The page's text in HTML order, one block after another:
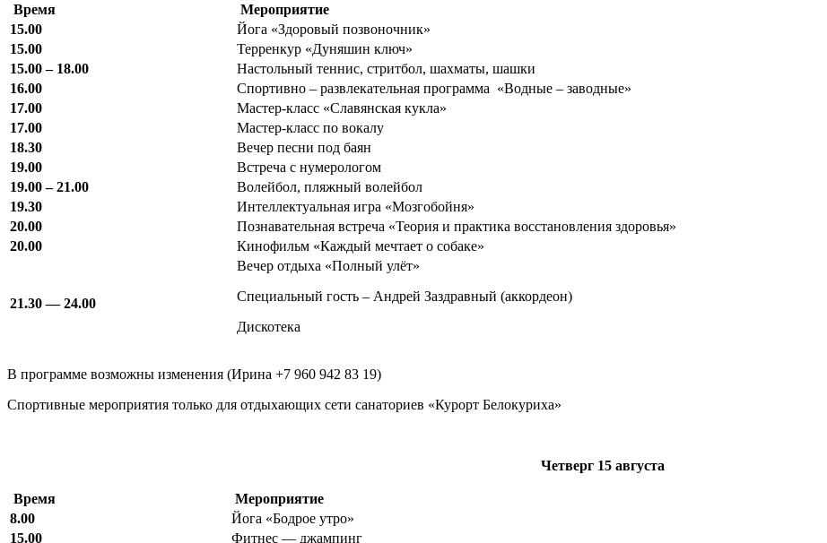
Время Мероприятие
15.00
Йога «Здоровый позвоночник»
15.00
Терренкур «Дуняшин ключ»
15.00 – 18.00
Настольный теннис, стритбол, шахматы, шашки
16.00
Спортивно – развлекательная программа «Водные – заводные»
17.00
Мастер-класс «Славянская кукла»
17.00
Мастер-класс по вокалу
18.30
Вечер песни под баян
19.00
Встреча с нумерологом
19.00 – 21.00
Волейбол, пляжный волейбол
19.30
Интеллектуальная игра «Мозгобойня»
20.00
Познавательная встреча «Теория и практика восстановления здоровья»
20.00
Кинофильм «Каждый мечтает о собаке»
21.30 — 24.00
Вечер отдыха «Полный улёт»
Специальный гость – Андрей Заздравный (аккордеон)
Дискотека
В программе возможны изменения (Ирина +7 960 942 83 19)
Спортивные мероприятия только для отдыхающих сети санаториев «Курорт Белокуриха»
Четверг 15 августа
Время Мероприятие
8.00
Йога «Бодрое утро»
15.00
Фитнес — джампинг